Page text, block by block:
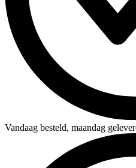
Vandaag besteld, maandag